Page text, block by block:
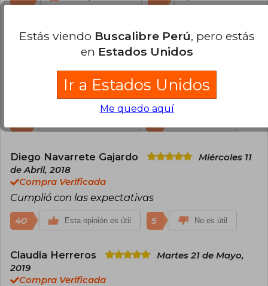
Jefferson Montes Hernández
Compra Verificada
Se anexó a uno de mis libros favoritos.
Devastadoramente hermoso, una obra de arte.
Lo recomiendo 100%
Diego Navarrete Gajardo
Miércoles 11
de Abril, 2018
Compra Verificada
Cumplió con las expectativas
40 Esta opinión es útil 5 No es útil
Claudia Herreros
Martes 21 de Mayo,
2019
Compra Verificada
Estás viendo Buscalibre Perú, pero estás
en Estados Unidos
Ir a Estados Unidos
Me quedo aquí